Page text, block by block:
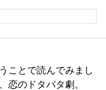
ことで読んでみまし
恋のドタバタ劇。